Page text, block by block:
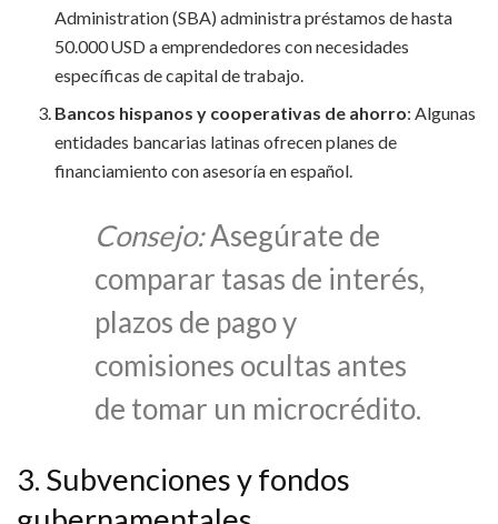
Administration (SBA) administra préstamos de hasta
50.000 USD a emprendedores con necesidades
específicas de capital de trabajo.
Bancos hispanos y cooperativas de ahorro: Algunas
entidades bancarias latinas ofrecen planes de
financiamiento con asesoría en español.
Consejo:Asegúrate de
comparar tasas de interés,
plazos de pago y
comisiones ocultas antes
de tomar un microcrédito.
3. Subvenciones y fondos